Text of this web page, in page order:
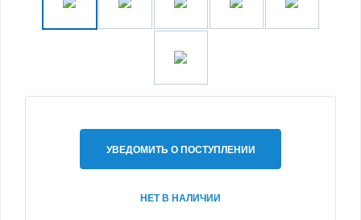
УВЕДОМИТЬ О ПОСТУПЛЕНИИ
НЕТ В НАЛИЧИИ